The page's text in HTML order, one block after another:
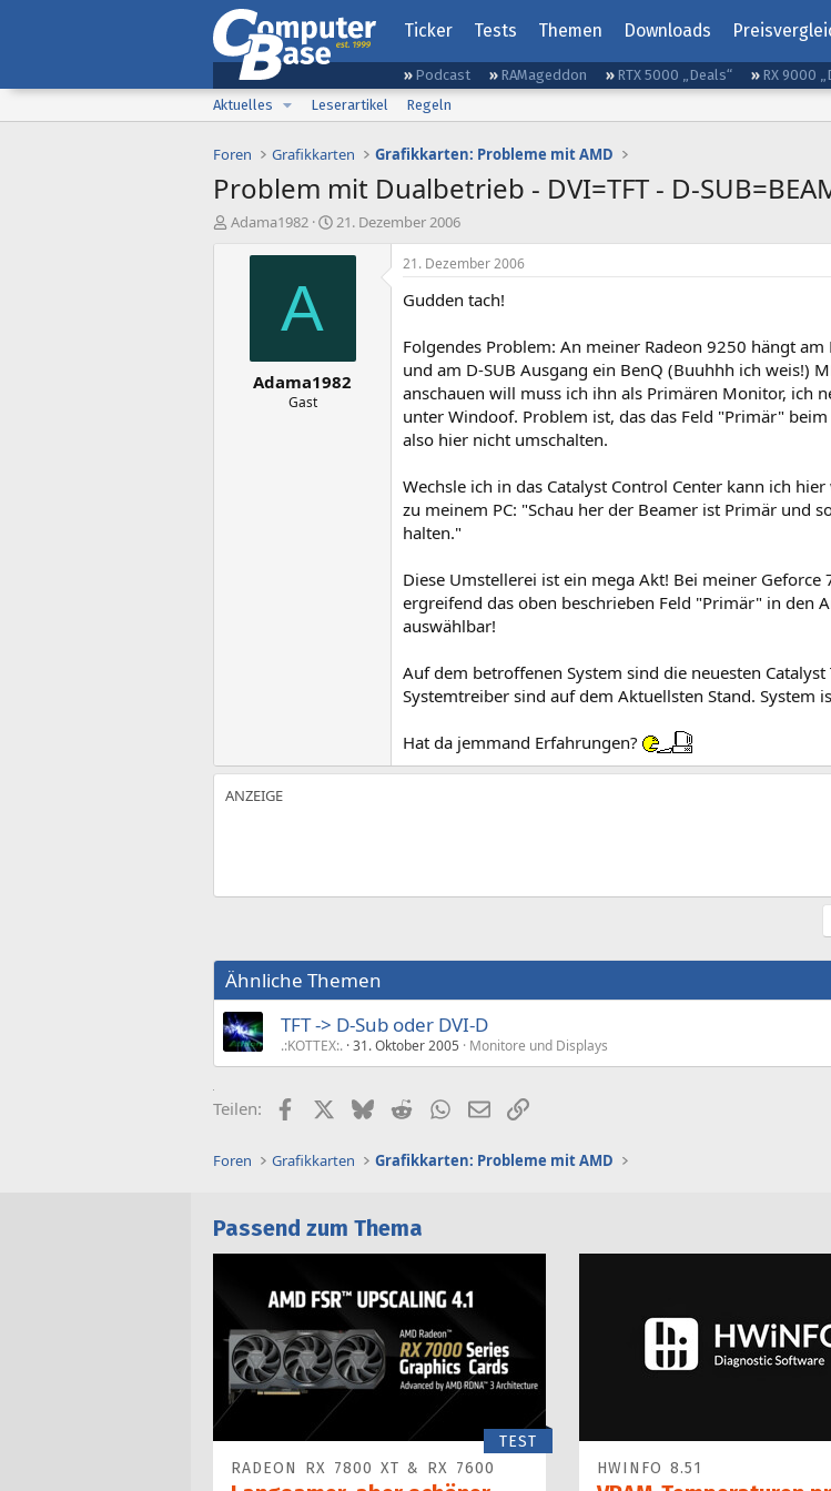
Ticker Tests Themen Downloads
Podcast RAMageddon RTX 5000 „Deals“ RX 9000
Aktuelles
Leserartikel Regeln
Foren Grafikkarten Grafikkarten: Probleme mit AMD
Problem mit Dualbetrieb - DVI=TFT - D-
E
Adama1982
E
s
t
a
21. Dezember 2006
A
Adama1982
Gast
21. Dezember 2006
Gudden tach!
Folgendes Problem: An meiner Radeon 9250 hängt
und am D-SUB Ausgang ein BenQ (Buuhhh ich weis!)
anschauen will muss ich ihn als Primären Monitor, ich
unter Windoof. Problem ist, das das Feld "Primär"
also hier nicht umschalten.
Wechsle ich in das Catalyst Control Center kann ich
zu meinem PC: "Schau her der Beamer ist Primär und
halten."
Diese Umstellerei ist ein mega Akt! Bei meiner
ergreifend das oben beschrieben Feld "Primär" in den
auswählbar!
Auf dem betroffenen System sind die neuesten
Systemtreiber sind auf dem Aktuellsten Stand. System
Hat da jemmand Erfahrungen?
Ähnliche Themen
TFT -> D-Sub oder DVI-D
.:KOTTEX:. 31. Oktober 2005 Monitore und Displays
Teilen: FacebookX (Twitter)
BlueskyRedditWhatsApp
E-MailLink
Foren Grafikkarten Grafikkarten: Probleme mit AMD
Passend zum Thema
TEST
RADEON RX 7800 XT & RX 7600
HWINFO 8.51